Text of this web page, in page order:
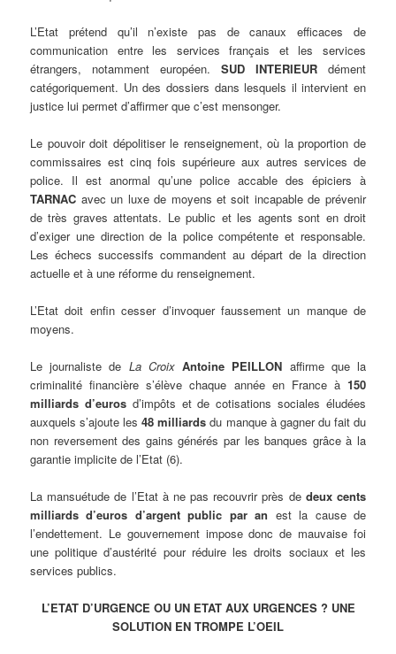
L’Etat prétend qu’il n’existe pas de canaux efficaces de
communication entre les services français et les services
étrangers, notamment européen. SUD INTERIEURdément
catégoriquement. Un des dossiers dans lesquels il intervient en
justice lui permet d’affirmer que c’est mensonger.
Le pouvoir doit dépolitiser le renseignement, où la proportion de
commissaires est cinq fois supérieure aux autres services de
police. Il est anormal qu’une police accable des épiciers à
TARNAC avec un luxe de moyens et soit incapable de prévenir
de très graves attentats. Le public et les agents sont en droit
d’exiger une direction de la police compétente et responsable.
Les échecs successifs commandent au départ de la direction
actuelle et à une réforme du renseignement.
L’Etat doit enfin cesser d’invoquer faussement un manque de
moyens.
Le journaliste de La Croix Antoine PEILLON affirme que la
criminalité financière s’élève chaque année en France à 150
milliards d’eurosd’impôts et de cotisations sociales éludées
auxquels s’ajoute les48 milliards du manque à gagner du fait du
non reversement des gains générés par les banques grâce à la
garantie implicite de l’Etat (6).
La mansuétude de l’Etat à ne pas recouvrir près de deux cents
milliards d’euros d’argent public par an est la cause de
l’endettement. Le gouvernement impose donc de mauvaise foi
une politique d’austérité pour réduire les droits sociaux et les
services publics.
L’ETAT D’URGENCE OU UN ETAT AUX URGENCES ? UNE
SOLUTION EN TROMPE L’OEIL